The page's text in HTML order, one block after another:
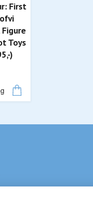
First
Toys
)